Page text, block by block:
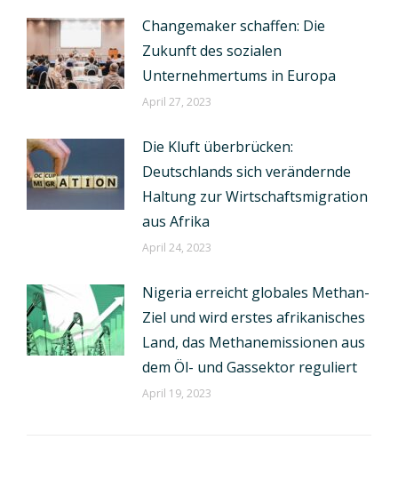
Changemaker schaffen: Die
Zukunft des sozialen
Unternehmertums in Europa
April 27, 2023
Die Kluft überbrücken:
Deutschlands sich verändernde
Haltung zur Wirtschaftsmigration
aus Afrika
April 24, 2023
Nigeria erreicht globales Methan-
Ziel und wird erstes afrikanisches
Land, das Methanemissionen aus
dem Öl- und Gassektor reguliert
April 19, 2023